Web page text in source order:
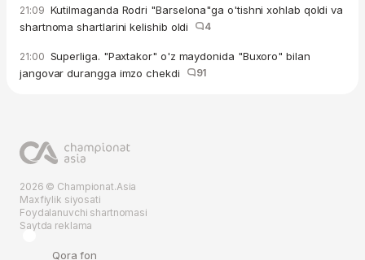
21:09 Kutilmaganda Rodri "Barselona"ga o'tishni xohlab qoldi va
shartnoma shartlarini kelishib oldi
4
21:00 Superliga. "Paxtakor" o'z maydonida "Buxoro" bilan
jangovar durangga imzo chekdi
91
2026 © Championat.Asia
Maxfiylik siyosati
Foydalanuvchi shartnomasi
Saytda reklama
Qora fon